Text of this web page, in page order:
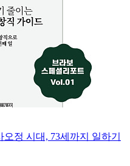
오정 시대, 73세까지 일하기